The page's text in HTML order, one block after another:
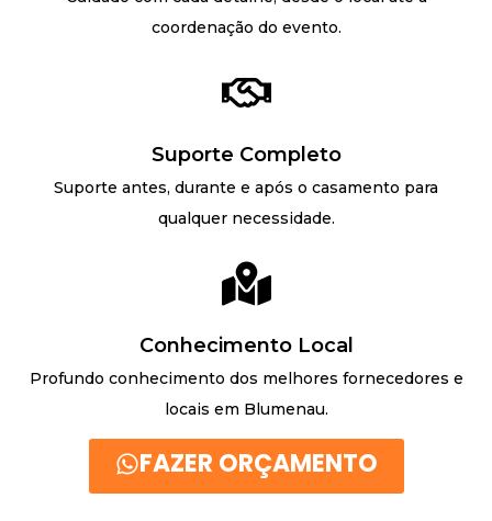
coordenação do evento.
Suporte Completo
Suporte antes, durante e após o casamento para
qualquer necessidade.
Conhecimento Local
Profundo conhecimento dos melhores fornecedores e
locais em Blumenau.
FAZER ORÇAMENTO